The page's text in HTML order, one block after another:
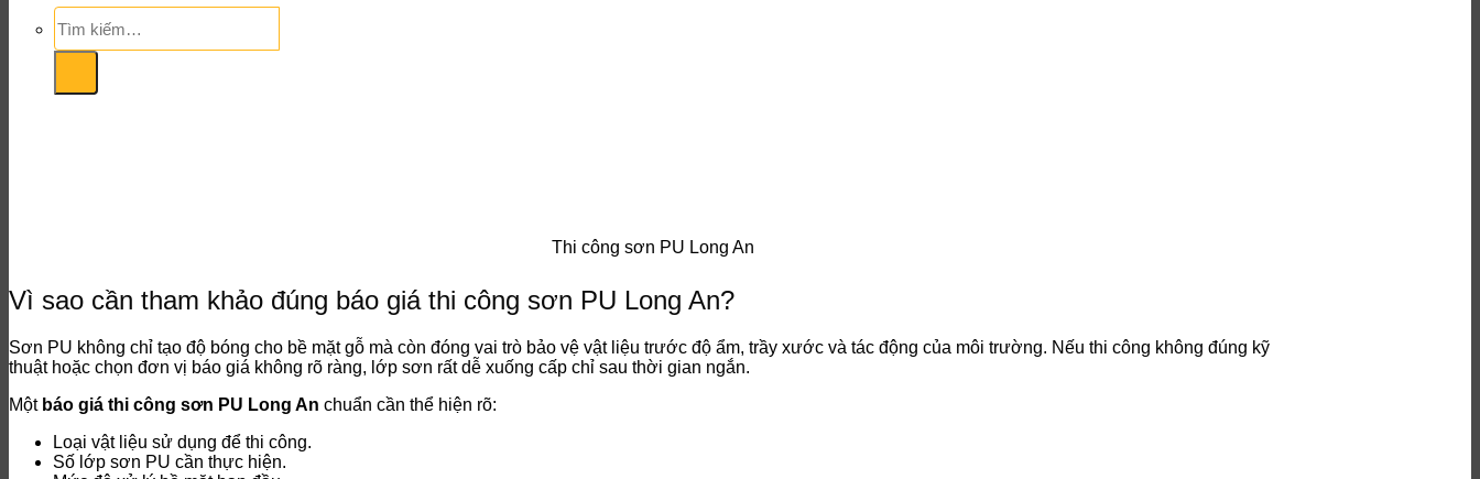
Tìm
kiếm:
Thi công sơn PU Long An
Vì sao cần tham khảo đúng báo giá thi công sơn PU Long An?
Sơn PU không chỉ tạo độ bóng cho bề mặt gỗ mà còn đóng vai trò bảo vệ vật liệu trước độ ẩm, trầy xước và tác động của môi trường. Nếu thi công không đúng kỹ
thuật hoặc chọn đơn vị báo giá không rõ ràng, lớp sơn rất dễ xuống cấp chỉ sau thời gian ngắn.
Một báo giá thi công sơn PU Long An chuẩn cần thể hiện rõ:
Loại vật liệu sử dụng để thi công.
Số lớp sơn PU cần thực hiện.